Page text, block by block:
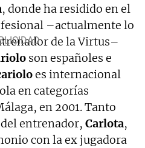
, donde ha residido en el
–actualmente lo
de la Virtus–
son españoles e
es internacional
en categorías
en 2001. Tanto
entrenador, Carlota,
con la ex jugadora